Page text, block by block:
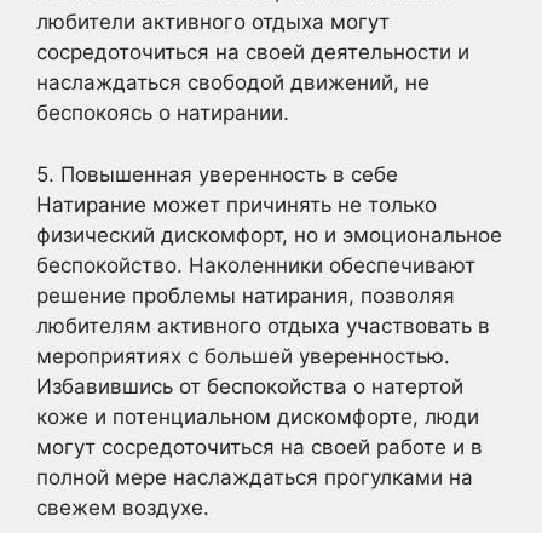
любители активного отдыха могут
сосредоточиться на своей деятельности и
наслаждаться свободой движений, не
беспокоясь о натирании.
5. Повышенная уверенность в себе
Натирание может причинять не только
физический дискомфорт, но и эмоциональное
беспокойство. Наколенники обеспечивают
решение проблемы натирания, позволяя
любителям активного отдыха участвовать в
мероприятиях с большей уверенностью.
Избавившись от беспокойства о натертой
коже и потенциальном дискомфорте, люди
могут сосредоточиться на своей работе и в
полной мере наслаждаться прогулками на
свежем воздухе.